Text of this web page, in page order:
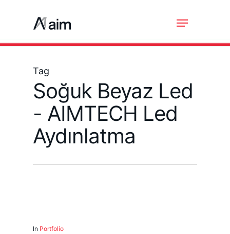
content
Menu
Tag
Soğuk Beyaz Led
- AIMTECH Led
Aydınlatma
In Portfolio